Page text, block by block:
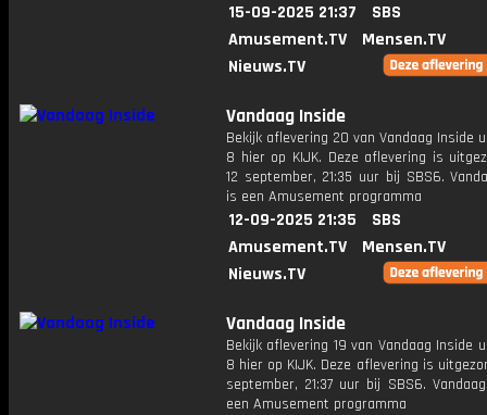
15-09-2025 21:37
SBS
Amusement.TV
Mensen.TV
Nieuws.TV
Vandaag Inside
Bekijk aflevering 20 van Vandaag Inside
8 hier op KIJK. Deze aflevering is
12 september, 21:35 uur bij SBS6.
is een Amusement programma
12-09-2025 21:35
SBS
Amusement.TV
Mensen.TV
Nieuws.TV
Vandaag Inside
Bekijk aflevering 19 van Vandaag Inside
8 hier op KIJK. Deze aflevering is
september, 21:37 uur bij SBS6.
een Amusement programma